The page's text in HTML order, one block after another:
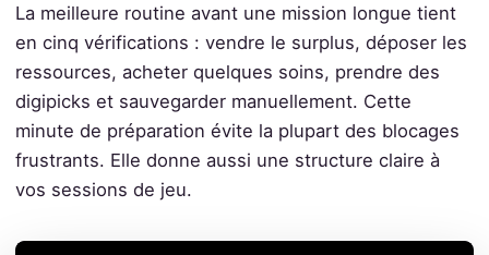
La meilleure routine avant une mission longue tient
en cinq vérifications : vendre le surplus, déposer les
ressources, acheter quelques soins, prendre des
digipicks et sauvegarder manuellement. Cette
minute de préparation évite la plupart des blocages
frustrants. Elle donne aussi une structure claire à
vos sessions de jeu.